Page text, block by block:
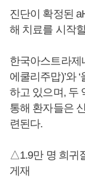
진단이 확정된
해 치료를 시작
한국아스트라제
에쿨리주맙)’와
하고 있으며, 두
통해 환자들은
련된다.
△1.9만 명 희귀
게재